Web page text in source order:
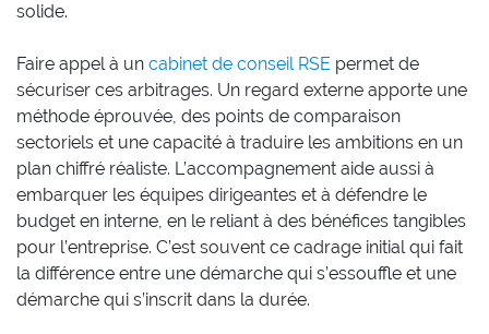
solide.
Faire appel à un cabinet de conseil RSE permet de
sécuriser ces arbitrages. Un regard externe apporte une
méthode éprouvée, des points de comparaison
sectoriels et une capacité à traduire les ambitions en un
plan chiffré réaliste. L’accompagnement aide aussi à
embarquer les équipes dirigeantes et à défendre le
budget en interne, en le reliant à des bénéfices tangibles
pour l’entreprise. C’est souvent ce cadrage initial qui fait
la différence entre une démarche qui s’essouffle et une
démarche qui s’inscrit dans la durée.